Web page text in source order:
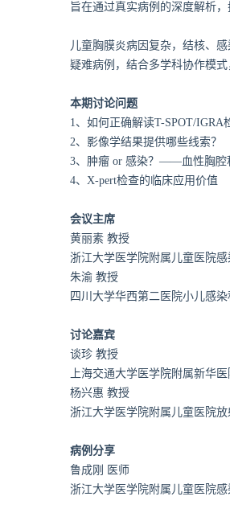
旨在通过真实病例的深度解析
儿童胸膜炎病因复杂，结核、
疑难病例，结合多学科协作模
本期讨论问题
1、 如何正确解读T-SPOT/IGRA
2、影像学结果提供哪些线索？
3、 肿瘤 or 感染？——血性胸腔
4、 X-pert检查的临床应用价值
会议主席
黄丽素 教授
浙江大学医学院附属儿童医院感
朱渝 教授
四川大学华西第二医院小儿感染
讨论嘉宾
谈珍 教授
上海交通大学医学院附属新华
杨兴惠 教授
浙江大学医学院附属儿童医院放
病例分享
鲁成刚 医师
浙江大学医学院附属儿童医院感